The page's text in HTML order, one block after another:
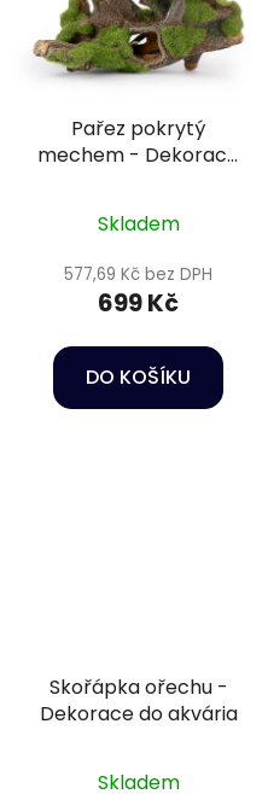
Pařez pokrytý
mechem - Dekorace
Skladem
577,69 Kč bez DPH
699 Kč
DO KOŠÍKU
Skořápka ořechu -
Dekorace do akvária
Skladem